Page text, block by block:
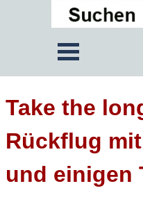
Take the
Rückflug
und einigen